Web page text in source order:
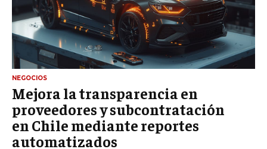
NEGOCIOS
Mejora la transparencia en
proveedores y subcontratación
en Chile mediante reportes
automatizados